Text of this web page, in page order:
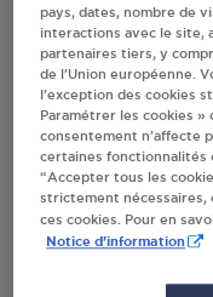
8 A HUIT BL
2 PLACE DE LA
56560GUISCRIFF
pays, dates, nombre de
interactions avec le site,
partenaires tiers, y
de l’Union européenne.
l’exception des cookies
Paramétrer les cookies
consentement n’affecte
certaines fonctionnalités
“Accepter tous les
strictement nécessaires,
ces cookies. Pour en
Notice d'information